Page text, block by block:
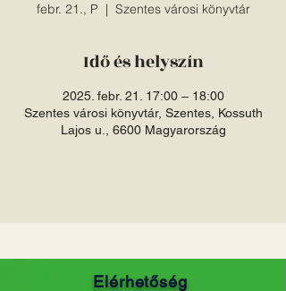
febr. 21., P
  |
Szentes városi könyvtár
Idő és helyszín
2025. febr. 21. 17:00 – 18:00
Szentes városi könyvtár, Szentes, Kossuth
Lajos u., 6600 Magyarország
Elérhetőség